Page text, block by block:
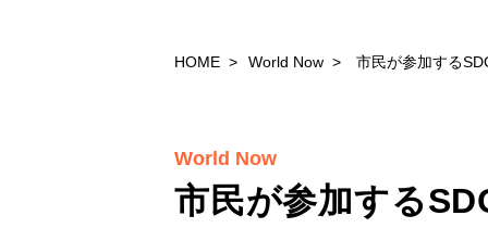
HOME World Now 市民が参加する
市民が参加する
World Now